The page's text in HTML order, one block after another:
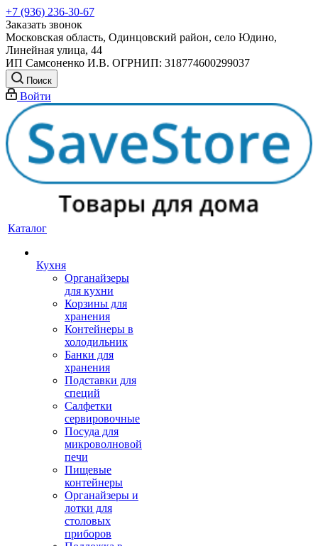
+7 (936) 236-30-67
Заказать звонок
Московская область, Одинцовский район, село Юдино,
Линейная улица, 44
ИП Самсоненко И.В. ОГРНИП: 318774600299037
Поиск
Войти
Каталог
Кухня
Органайзеры
для кухни
Корзины для
хранения
Контейнеры в
холодильник
Банки для
хранения
Подставки для
специй
Салфетки
сервировочные
Посуда для
микроволновой
печи
Пищевые
контейнеры
Органайзеры и
лотки для
столовых
приборов